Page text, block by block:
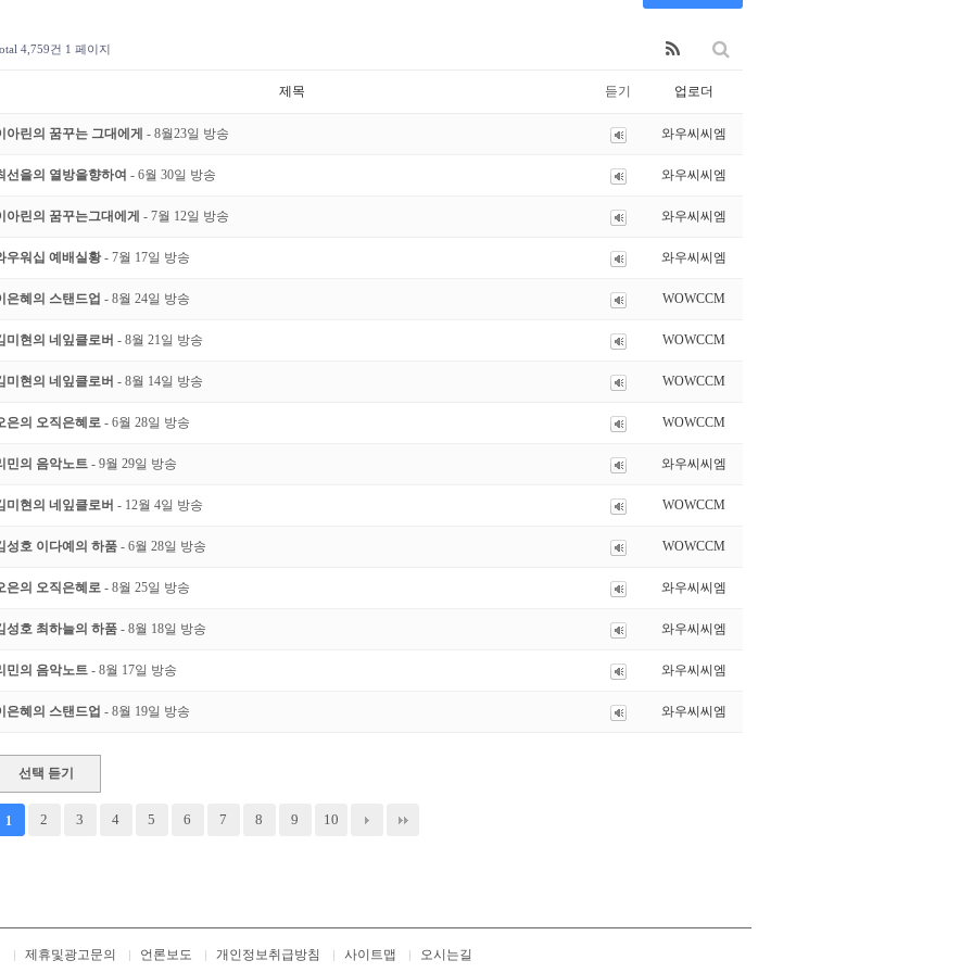
4,759건 1 페이지
제목 듣기 업로더
아린의 꿈꾸는 그대에게 - 8월23일 방송 와우씨씨엠
선을의 열방을향하여 - 6월 30일 방송 와우씨씨엠
아린의 꿈꾸는그대에게 - 7월 12일 방송 와우씨씨엠
우워십 예배실황 - 7월 17일 방송 와우씨씨엠
은혜의 스탠드업 - 8월 24일 방송 WOWCCM
미현의 네잎클로버 - 8월 21일 방송 WOWCCM
미현의 네잎클로버 - 8월 14일 방송 WOWCCM
은의 오직은혜로 - 6월 28일 방송 WOWCCM
민의 음악노트 - 9월 29일 방송 와우씨씨엠
미현의 네잎클로버 - 12월 4일 방송 WOWCCM
성호 이다예의 하품 - 6월 28일 방송 WOWCCM
은의 오직은혜로 - 8월 25일 방송 와우씨씨엠
성호 최하늘의 하품 - 8월 18일 방송 와우씨씨엠
민의 음악노트 - 8월 17일 방송 와우씨씨엠
은혜의 스탠드업 - 8월 19일 방송 와우씨씨엠
선택 듣기
1 2 3 4 5 6 7 8 9 10
제휴및광고문의 언론보도 개인정보취급방침 사이트맵 오시는길